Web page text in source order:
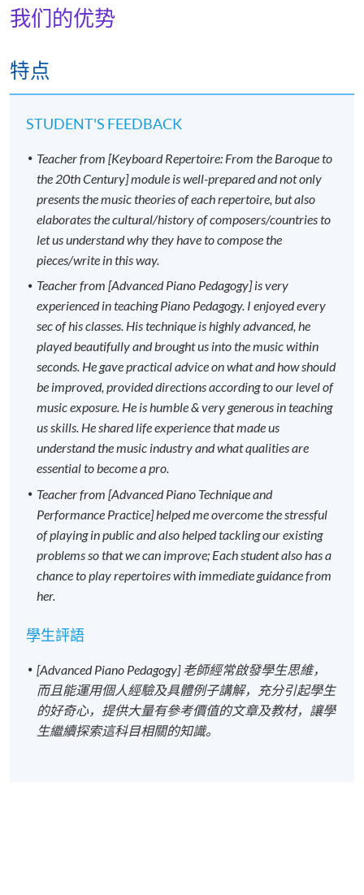
我们的优势
特点
STUDENT'S FEEDBACK
Teacher from [Keyboard Repertoire: From the Baroque to
the 20th Century] module is well-prepared and not only
presents the music theories of each repertoire, but also
elaborates the cultural/history of composers/countries to
let us understand why they have to compose the
pieces/write in this way.
Teacher from [Advanced Piano Pedagogy] is very
experienced in teaching Piano Pedagogy. I enjoyed every
sec of his classes. His technique is highly advanced, he
played beautifully and brought us into the music within
seconds. He gave practical advice on what and how should
be improved, provided directions according to our level of
music exposure. He is humble & very generous in teaching
us skills. He shared life experience that made us
understand the music industry and what qualities are
essential to become a pro.
Teacher from [Advanced Piano Technique and
Performance Practice] helped me overcome the stressful
of playing in public and also helped tackling our existing
problems so that we can improve; Each student also has a
chance to play repertoires with immediate guidance from
her.
學生評語
[Advanced Piano Pedagogy] 老師經常啟發學生思維，
而且能運用個人經驗及具體例子講解，充分引起學生
的好奇心，提供大量有參考價值的文章及教材，讓學
生繼續探索這科目相關的知識。